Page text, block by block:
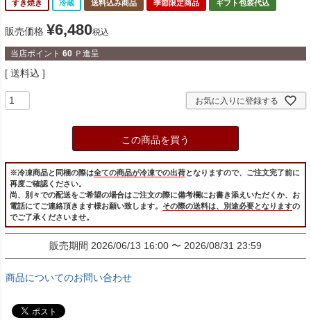
すき焼き 冷蔵 送料込み商品 季節限定商品 ギフト包装代込
販売価格 ¥6,480税込
当店ポイント 60 Ｐ進呈
送料込
お気に入りに登録する
この商品を買う
※冷凍商品と同梱の際は全ての商品が冷凍での出荷となりますので、ご注文完了前に
再度ご確認ください。
尚、別々での配送をご希望の場合はご注文の際に備考欄にお書き添えいただくか、お
電話にてご連絡頂きます様お願い致します。 その際の送料は、別途必要となりますの
でご了承くださいませ。
販売期間 2026/06/13 16:00 〜 2026/08/31 23:59
商品についてのお問い合わせ